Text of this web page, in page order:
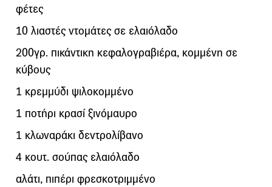
φέτες
10 λιαστές ντομάτες σε ελαιόλαδο
200γρ. πικάντικη κεφαλογραβιέρα, κομμένη σε
κύβους
1 κρεμμύδι ψιλοκομμένο
1 ποτήρι κρασί ξινόμαυρο
1 κλωναράκι δεντρολίβανο
4 κουτ. σούπας ελαιόλαδο
αλάτι, πιπέρι φρεσκοτριμμένο